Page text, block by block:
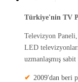
Türkiye'nin TV
Televizyon
LED
uzmanlaşmış
2009'dan beri